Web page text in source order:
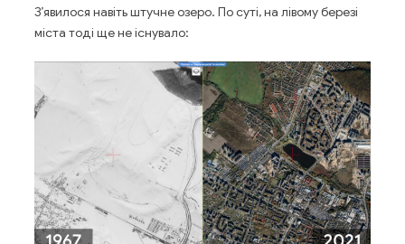
З’явилося навіть штучне озеро. По суті, на лівому березі
міста тоді ще не існувало: